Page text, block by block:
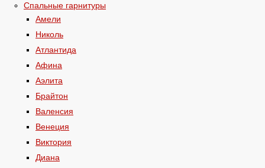
Спальные гарнитуры
Амели
Николь
Атлантида
Афина
Аэлита
Брайтон
Валенсия
Венеция
Виктория
Диана